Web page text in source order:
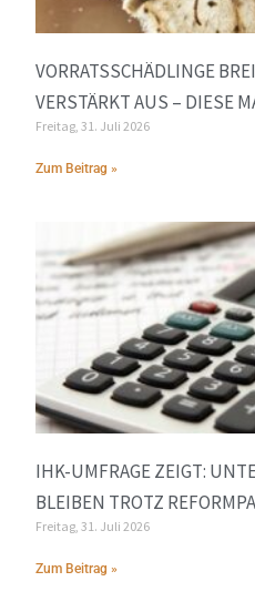
VORRATSSCHÄDLINGE
VERSTÄRKT AUS – DIESE
Freitag, 31. Juli 2026
Zum Beitrag »
IHK-UMFRAGE ZEIGT:
BLEIBEN TROTZ
Freitag, 31. Juli 2026
Zum Beitrag »